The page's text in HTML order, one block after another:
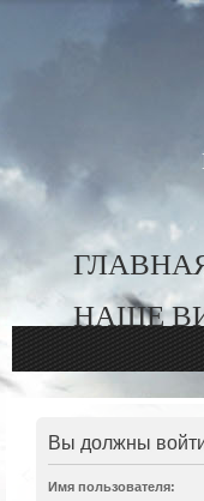
НАШЕ
Вы должны
Имя пользователя: